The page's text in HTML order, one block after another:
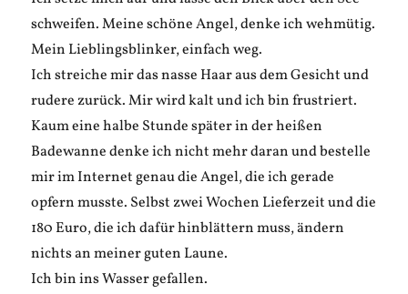
schweifen. Meine schöne Angel, denke ich wehmütig.
Mein Lieblingsblinker, einfach weg.
Ich streiche mir das nasse Haar aus dem Gesicht und
rudere zurück. Mir wird kalt und ich bin frustriert.
Kaum eine halbe Stunde später in der heißen
Badewanne denke ich nicht mehr daran und bestelle
mir im Internet genau die Angel, die ich gerade
opfern musste. Selbst zwei Wochen Lieferzeit und die
180 Euro, die ich dafür hinblättern muss, ändern
nichts an meiner guten Laune.
Ich bin ins Wasser gefallen.